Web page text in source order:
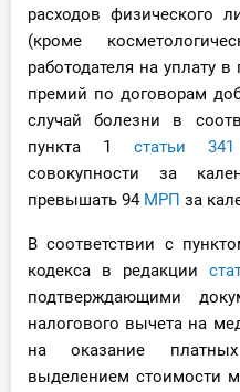
расходов физического
(кроме
работодателя на уплату
премий по договорам
случай болезни в
пункта 1 статьи 341
совокупности за
превышать 94 МРП за
В соответствии с
кодекса в редакции
подтверждающими
налогового вычета на
на оказание
выделением стоимости